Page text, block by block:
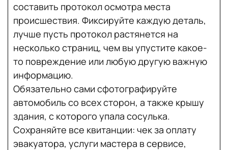
составить протокол осмотра места
происшествия. Фиксируйте каждую деталь,
лучше пусть протокол растянется на
несколько страниц, чем вы упустите какое-
то повреждение или любую другую важную
информацию.
Обязательно сами сфотографируйте
автомобиль со всех сторон, а также крышу
здания, с которого упала сосулька.
Сохраняйте все квитанции: чек за оплату
эвакуатора, услуги мастера в сервисе,